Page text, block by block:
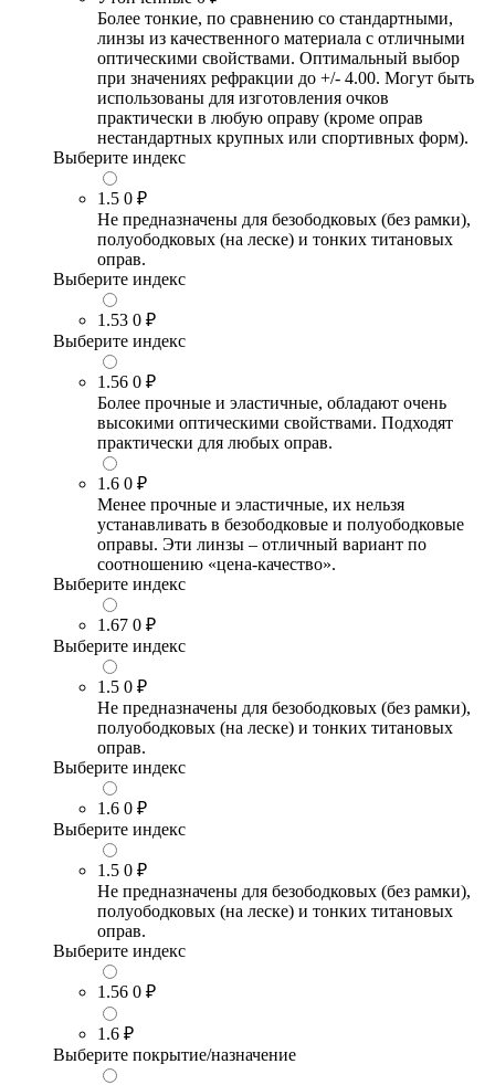
Более тонкие, по сравнению со стандартными,
линзы из качественного материала с отличными
оптическими свойствами. Оптимальный выбор
при значениях рефракции до +/- 4.00. Могут быть
использованы для изготовления очков
практически в любую оправу (кроме оправ
нестандартных крупных или спортивных форм).
Выберите индекс
1.5 0 ₽
Не предназначены для безободковых (без рамки),
полуободковых (на леске) и тонких титановых
оправ.
Выберите индекс
1.53 0 ₽
Выберите индекс
1.56 0 ₽
Более прочные и эластичные, обладают очень
высокими оптическими свойствами. Подходят
практически для любых оправ.
1.6 0 ₽
Менее прочные и эластичные, их нельзя
устанавливать в безободковые и полуободковые
оправы. Эти линзы – отличный вариант по
соотношению «цена-качество».
Выберите индекс
1.67 0 ₽
Выберите индекс
1.5 0 ₽
Не предназначены для безободковых (без рамки),
полуободковых (на леске) и тонких титановых
оправ.
Выберите индекс
1.6 0 ₽
Выберите индекс
1.5 0 ₽
Не предназначены для безободковых (без рамки),
полуободковых (на леске) и тонких титановых
оправ.
Выберите индекс
1.56 0 ₽
1.6 ₽
Выберите покрытие/назначение